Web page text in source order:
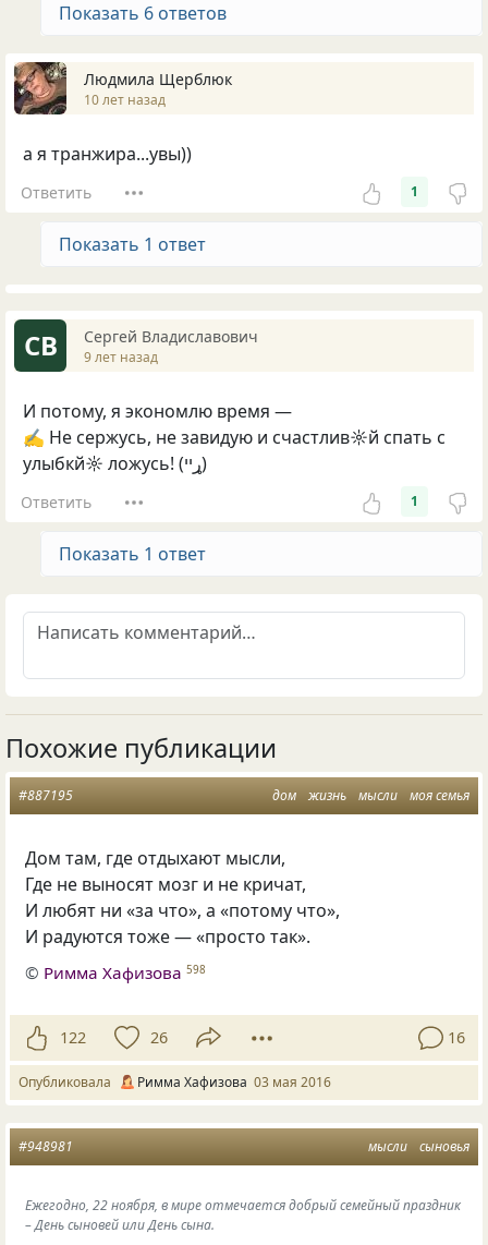
Показать 6 ответов
Людмила Щерблюк
10 лет назад
а я транжира...увы))
Ответить 1
Показать 1 ответ
СВ Сергей Владиславович
9 лет назад
И потому, я экономлю время —
✍ Не сержусь, не завидую и счастлив☼й спать с
улыбкй☼ ложусь! (ړײ)
Ответить 1
Показать 1 ответ
Похожие публикации
дом жизнь мысли моя семья
#887195
Дом там, где отдыхают мысли,
Где не выносят мозг и не кричат,
И любят ни «за что», а «потому что»,
И радуются тоже — «просто так».
© Римма Хафизова 598
122 26 16
Опубликовала Римма Хафизова 03 мая 2016
мысли сыновья
#948981
Ежегодно, 22 ноября, в мире отмечается добрый семейный праздник
– День сыновей или День сына.